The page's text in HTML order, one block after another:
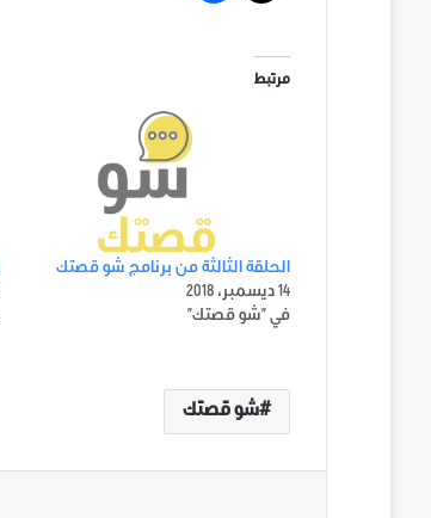
مرتبط
الحلقة الثالثة من برنامج شو قصتك
14 ديسمبر، 2018
في "شو قصتك"
شو قصتك